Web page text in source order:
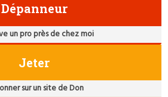
Dépanneur
un pro près de chez moi
Jeter
sur un site de Don